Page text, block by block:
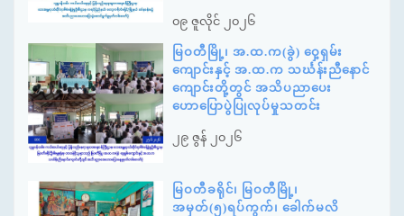
၀၉ ဇူလိုင် ၂၀၂၆
မြဝတီမြို့၊ အ.ထ.က(ခွဲ) ဝှေ့ရှမ်း
ကျောင်းနှင့် အ.ထ.က သင်္ဃန်းညီနောင်
ကျောင်းတို့တွင် အသိပညာပေး
ဟောပြောပွဲပြုလုပ်မှုသတင်း
၂၉ ဇွန် ၂၀၂၆
မြဝတီခရိုင်၊ မြဝတီမြို့၊
အမှတ်(၅)ရပ်ကွက်၊ ခေါက်မလိ